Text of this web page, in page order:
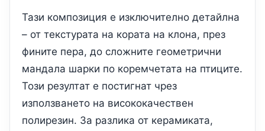
Тази композиция е изключително детайлна
– от текстурата на кората на клона, през
фините пера, до сложните геометрични
мандала шарки по коремчетата на птиците.
Този резултат е постигнат чрез
използването на висококачествен
полирезин. За разлика от керамиката,